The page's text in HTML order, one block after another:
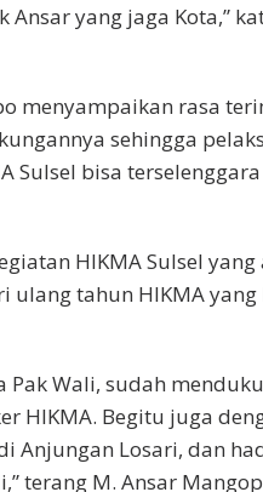
Ansar yang jaga Kota,”
menyampaikan rasa
sehingga
Sulsel bisa
HIKMA Sulsel
tahun HIKMA yang
Pak Wali, sudah
HIKMA. Begitu juga
Anjungan Losari, dan
terang M. Ansar